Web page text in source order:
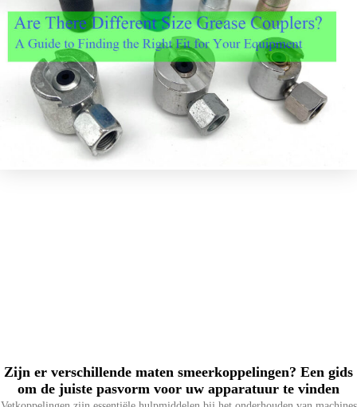
Zijn er verschillende maten smeerkoppelingen? Een gids
om de juiste pasvorm voor uw apparatuur te vinden